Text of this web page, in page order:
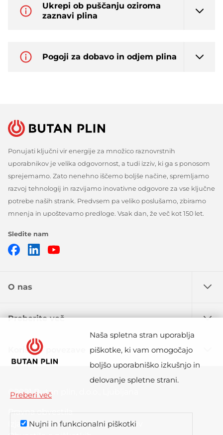
Naša spletna stran uporablja
piškotke, ki vam omogočajo
boljšo uporabniško izkušnjo in
delovanje spletne strani.
Preberi več
Nujni in funkcionalni piškotki
Ukrepi ob puščanju oziroma
zaznavi plina
Pogoji za dobavo in odjem plina
Ponujati ključni vir energije za množico raznovrstnih
uporabnikov je velika odgovornost, a tudi izziv, ki ga s ponosom
sprejemamo. Zato nenehno iščemo boljše načine, spremljamo
razvoj tehnologij in razvijamo inovativne odgovore za vse ključne
potrebe naših strank. Predvsem pa veliko poslušamo, zbiramo
mnenja in upoštevamo predloge. Vsak dan, že več kot 150 let.
Sledite nam
Facebook
Linkedin
O nas
Preberite več
Koristne povezave
©2021 Butan plin, d.o.o., Ljubljana
Pravna obvestila
Izjava o varstvu osebnih podatkov